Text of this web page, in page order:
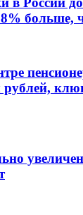
больше,
рублей,